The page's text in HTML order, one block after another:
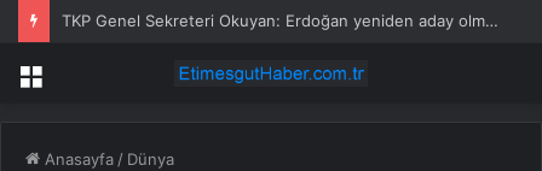
TKP Genel Sekreteri Okuyan: Erdoğan yeniden aday olmayabilir, AKP’de kavga sertleşir
Menü
Anasayfa / Dünya